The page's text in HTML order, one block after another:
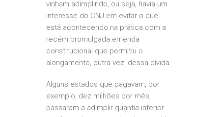
vinham adimplindo, ou seja, havia um
interesse do CNJ em evitar o que
está acontecendo na prática com a
recém promulgada emenda
constitucional que permitiu o
alongamento, outra vez, dessa dívida.
Alguns estados que pagavam, por
exemplo, dez milhões por mês,
passaram a adimplir quantia inferior